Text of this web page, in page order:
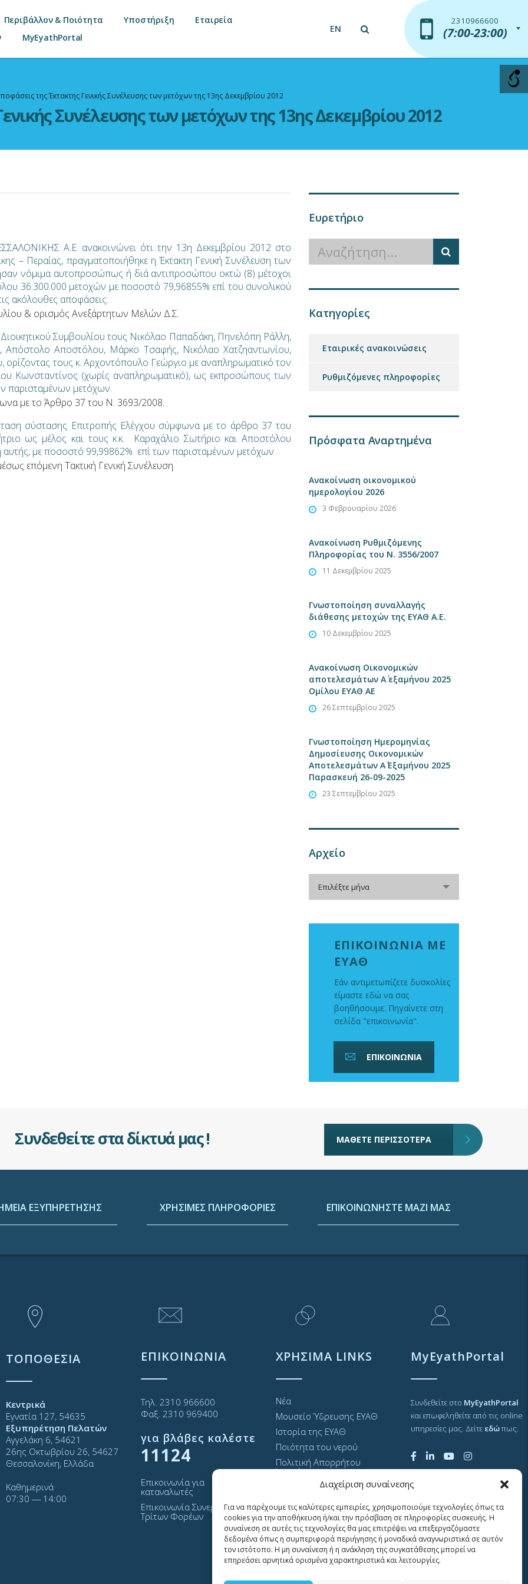
Διαχείριση συναίνεσης
Για να παρέχουμε τις καλύτερες εμπειρίες, χρησιμοποιούμε τεχνολογίες όπως τα
cookies για την αποθήκευση ή/και την πρόσβαση σε πληροφορίες συσκευής. Η
συναίνεση σε αυτές τις τεχνολογίες θα μας επιτρέψει να επεξεργαζόμαστε
δεδομένα όπως η συμπεριφορά περιήγησης ή μοναδικά αναγνωριστικά σε αυτόν
τον ιστότοπο. Η μη συναίνεση ή η ανάκληση της συγκατάθεσης μπορεί να
επηρεάσει αρνητικά ορισμένα χαρακτηριστικά και λειτουργίες.
Περιβάλλον & Ποιότητα Υποστήριξη
Εταιρεία
MyEyathPortal
EN
2310966600
(7:00-23:00)
2310966600
(7:00-23:00)
της Έκτακτης Γενικής Συνέλευσης των μετόχων της 13ης Δεκεμβρίου 2012
Συνέλευσης των μετόχων της 13ης Δεκεμβρίου 2012
Α.Ε. ανακοινώνει ότι την 13η Δεκεμβρίου 2012 στο
– Περαίας, πραγματοποιήθηκε η Έκτακτη Γενική Συνέλευση των
νόμιμα αυτοπροσώπως ή διά αντιπροσώπου οκτώ (8) μέτοχοι
36.300.000 μετοχών με ποσοστό 79,96855% επί του συνολικού
ακόλουθες αποφάσεις:
& ορισμός Ανεξάρτητων Μελών Δ.Σ.
Συμβουλίου τους Νικόλαο Παπαδάκη, Πηνελόπη Ράλλη,
Απόστολο Αποστόλου, Μάρκο Τσαφής, Νικόλαο Χατζηαντωνίου,
ορίζοντας τους κ. Αρχοντόπουλο Γεώργιο με αναπληρωματικό τον
Κωνσταντίνος (χωρίς αναπληρωματικό), ως εκπροσώπους των
παρισταμένων μετόχων.
με το Άρθρο 37 του Ν. 3693/2008.
σύστασης Επιτροπής Ελέγχου σύμφωνα με το άρθρο 37 του
ως μέλος και τους κ.κ. Καραχάλιο Σωτήριο και Αποστόλου
αυτής, με ποσοστό 99,99862% επί των παρισταμένων μετόχων.
επόμενη Τακτική Γενική Συνέλευση.
Ευρετήριο
Κατηγορίες
Εταιρικές ανακοινώσεις
Ρυθμιζόμενες πληροφορίες
Πρόσφατα Αναρτημένα
Ανακοίνωση οικονομικού
ημερολογίου 2026
3 Φεβρουαρίου 2026
Ανακοίνωση Ρυθμιζόμενης
Πληροφορίας του Ν. 3556/2007
11 Δεκεμβρίου 2025
Γνωστοποίηση συναλλαγής
διάθεσης μετοχών της ΕΥΑΘ Α.Ε.
10 Δεκεμβρίου 2025
Ανακοίνωση Οικονομικών
αποτελεσμάτων Α΄ εξαμήνου 2025
Ομίλου ΕΥΑΘ ΑΕ
26 Σεπτεμβρίου 2025
Γνωστοποίηση Ημερομηνίας
Δημοσίευσης Οικονομικών
Αποτελεσμάτων Α΄ Εξαμήνου 2025
Παρασκευή 26-09-2025
23 Σεπτεμβρίου 2025
Αρχείο
Επιλέξτε μήνα
ΕΠΙΚΟΙΝΩΝΙΑ ΜΕ
ΕΥΑΘ
Εάν αντιμετωπίζετε δυσκολίες
είμαστε εδώ να σας
βοηθήσουμε. Πηγαίνετε στη
σελίδα "επικοινωνία".
ΕΠΙΚΟΙΝΩΝΙΑ
Συνδεθείτε στα δίκτυά μας ! ΜΑΘΕΤΕ ΠΕΡΙΣΣΟΤΕΡΑ
ΕΞΥΠΗΡΕΤΗΣΗΣ ΧΡΗΣΙΜΕΣ ΠΛΗΡΟΦΟΡΙΕΣ ΕΠΙΚΟΙΝΩΝΗΣΤΕ ΜΑΖΙ ΜΑΣ
ΤΟΠΟΘΕΣΙΑ
Κεντρικά
Εγνατία 127, 54635
Εξυπηρέτηση Πελατών
Αγγελάκη 6, 54621
26ης Οκτωβρίου 26, 54627
Θεσσαλονίκη, Ελλάδα
Καθημερινά
07:30 ― 14:00
ΕΠΙΚΟΙΝΩΝΙΑ
Τηλ. 2310 966600
Φαξ. 2310 969400
για βλάβες καλέστε
11124
Επικοινωνία για
καταναλωτές
Επικοινωνία Συνεργατών και
Τρίτων Φορέων
ΧΡΗΣΙΜΑ LINKS
Νέα
Μουσείο Ύδρευσης ΕΥΑΘ
Ιστορία της ΕΥΑΘ
Ποιότητα του νερού
Πολιτική Απορρήτου
Ιστοτόπου
GDPR και προσωπικά
Sitemap
MyEyathPortal
Συνδεθείτε στο MyEyathPortal
και επωφεληθείτε από τις online
υπηρεσίες μας. Δείτε εδώπως.